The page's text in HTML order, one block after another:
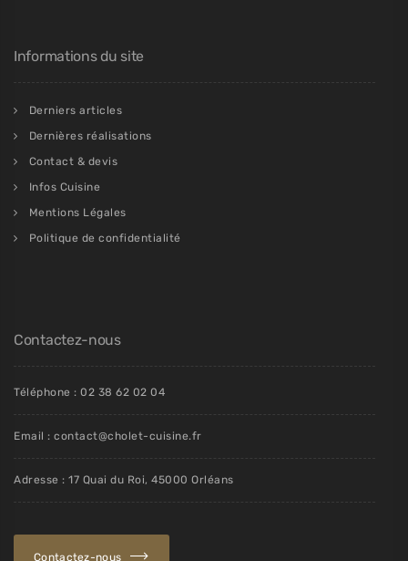
Informations du site
Derniers articles
Dernières réalisations
Contact & devis
Infos Cuisine
Mentions Légales
Politique de confidentialité
Contactez-nous
Téléphone : 02 38 62 02 04
Email : contact@cholet-cuisine.fr
Adresse : 17 Quai du Roi, 45000 Orléans
Contactez-nous